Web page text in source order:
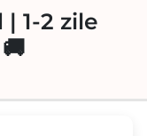
1-2 zile